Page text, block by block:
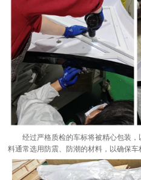
经过严格质检的车标将被精心包装，
料通常选用防震、防潮的材料，以确保车